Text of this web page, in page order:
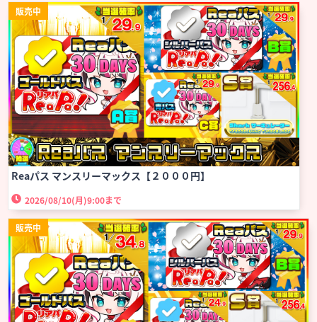
販売中
Reaパス マンスリーマックス【２０００円】
2026/08/10(月)9:00まで
販売中